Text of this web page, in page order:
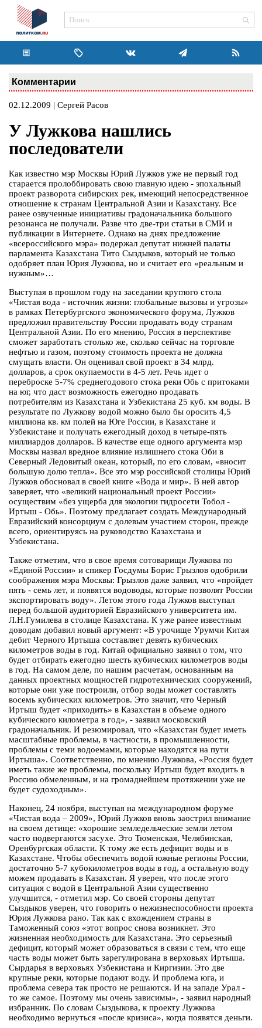
Комментарии
02.12.2009 | Сергей Расов
У Лужкова нашлись
последователи
Как известно мэр Москвы Юрий Лужков уже не первый год
старается пролоббировать свою главную идею - эпохальный
проект разворота сибирских рек, имеющий непосредственное
отношение к странам Центральной Азии и Казахстану. Все
ранее озвученные инициативы градоначальника большого
резонанса не получали. Разве что две-три статьи в СМИ и
публикации в Интернете. Однако на днях предложение
«всероссийского мэра» подержал депутат нижней палаты
парламента Казахстана Тито Сыздыков, который не только
одобряет план Юрия Лужкова, но и считает его «реальным и
нужным»…
Выступая в прошлом году на заседании круглого стола
«Чистая вода - источник жизни: глобальные вызовы и угрозы»
в рамках Петербургского экономического форума, Лужков
предложил правительству России продавать воду странам
Центральной Азии. По его мнению, Россия в перспективе
сможет заработать столько же, сколько сейчас на торговле
нефтью и газом, поэтому стоимость проекта не должна
смущать власти. Он оценивал свой проект в 34 млрд.
долларов, а срок окупаемости в 4-5 лет. Речь идет о
переброске 5-7% среднегодового стока реки Обь с притоками
на юг, что даст возможность ежегодно продавать
потребителям из Казахстана и Узбекистана 25 куб. км воды. В
результате по Лужкову водой можно было бы оросить 4,5
миллиона кв. км полей на Юге России, в Казахстане и
Узбекистане и получать ежегодный доход в четыре-пять
миллиардов долларов. В качестве еще одного аргумента мэр
Москвы назвал вредное влияние излишнего стока Оби в
Северный Ледовитый океан, который, по его словам, «вносит
большую долю тепла». Все это мэр российской столицы Юрий
Лужков обосновал в своей книге «Вода и мир». В ней автор
заверяет, что «великий национальный проект России»
осуществим «без ущерба для экологии гидросети Тобол -
Иртыш - Обь». Поэтому предлагает создать Международный
Евразийский консорциум с долевым участием сторон, прежде
всего, ориентируясь на руководство Казахстана и
Узбекистана.
Также отметим, что в свое время сотоварищи Лужкова по
«Единой России» и спикер Госдумы Борис Грызлов одобрили
соображения мэра Москвы: Грызлов даже заявил, что «пройдет
пять - семь лет, и появятся водоводы, которые позволят России
экспортировать воду». Летом этого года Лужков выступал
перед большой аудиторией Евразийского университета им.
Л.Н.Гумилева в столице Казахстана. К уже ранее известным
доводам добавил новый аргумент: «В урочище Урумчи Китая
дебит Черного Иртыша составляет девять кубических
километров воды в год. Китай официально заявил о том, что
будет отбирать ежегодно шесть кубических километров воды
в год. На самом деле, по нашим расчетам, основанным на
данных проектных мощностей гидротехнических сооружений,
которые они уже построили, отбор воды может составлять
восемь кубических километров. Это значит, что Черный
Иртыш будет «приходить» в Казахстан в объеме одного
кубического километра в год», - заявил московский
градоначальник. И резюмировал, что «Казахстан будет иметь
масштабные проблемы, в частности, в промышленности,
проблемы с теми водоемами, которые находятся на пути
Иртыша». Соответственно, по мнению Лужкова, «Россия будет
иметь такие же проблемы, поскольку Иртыш будет входить в
Россию обмеленным, и на громаднейшем протяжении уже не
будет судоходным».
Наконец, 24 ноября, выступая на международном форуме
«Чистая вода – 2009», Юрий Лужков вновь заострил внимание
на своем детище: «хорошие земледельческие земли летом
часто подвергаются засухе. Это Тюменская, Челябинская,
Оренбургская области. К тому же есть дефицит воды и в
Казахстане. Чтобы обеспечить водой южные регионы России,
достаточно 5-7 кубокилометров воды в год, а остальную воду
можем продавать в Казахстан. Я уверен, что после этого
ситуация с водой в Центральной Азии существенно
улучшится, - отметил мэр. Со своей стороны депутат
Сыздыков уверен, что говорить о нежизнеспособности проекта
Юрия Лужкова рано. Так как с вхождением страны в
Таможенный союз «этот вопрос снова возникнет. Это
жизненная необходимость для Казахстана. Это серьезный
дефицит, который может образоваться в связи с тем, что еще
часть воды может быть зарегулирована в верховьях Иртыша.
Сырдарья в верховьях Узбекистана и Киргизии. Это две
крупные реки, которые подают воду. И проблема юга, и
проблема севера так просто не решаются. И на западе Урал -
то же самое. Поэтому мы очень зависимы», - заявил народный
избранник. По словам Сыздыкова, к проекту Лужкова
необходимо вернуться «после кризиса», когда появятся деньги.